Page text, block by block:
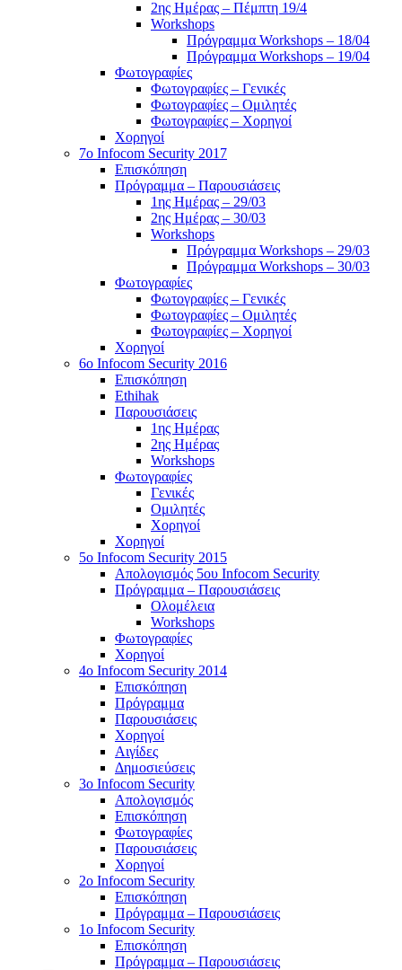
2ης Ημέρας – Πέμπτη 19/4
Workshops
Πρόγραμμα Workshops – 18/04
Πρόγραμμα Workshops – 19/04
Φωτογραφίες
Φωτογραφίες – Γενικές
Φωτογραφίες – Ομιλητές
Φωτογραφίες – Χορηγοί
Χορηγοί
7o Infocom Security 2017
Επισκόπηση
Πρόγραμμα – Παρουσιάσεις
1ης Ημέρας – 29/03
2ης Ημέρας – 30/03
Workshops
Πρόγραμμα Workshops – 29/03
Πρόγραμμα Workshops – 30/03
Φωτογραφίες
Φωτογραφίες – Γενικές
Φωτογραφίες – Ομιλητές
Φωτογραφίες – Χορηγοί
Χορηγοί
6o Infocom Security 2016
Επισκόπηση
Ethihak
Παρουσιάσεις
1ης Ημέρας
2ης Ημέρας
Workshops
Φωτογραφίες
Γενικές
Ομιλητές
Χορηγοί
Χορηγοί
5o Infocom Security 2015
Απολογισμός 5ου Infocom Security
Πρόγραμμα – Παρουσιάσεις
Ολομέλεια
Workshops
Φωτογραφίες
Χορηγοί
4ο Infocom Security 2014
Επισκόπηση
Πρόγραμμα
Παρουσιάσεις
Χορηγοί
Αιγίδες
Δημοσιεύσεις
3o Infocom Security
Απολογισμός
Επισκόπηση
Φωτογραφίες
Παρουσιάσεις
Χορηγοί
2o Infocom Security
Επισκόπηση
Πρόγραμμα – Παρουσιάσεις
1ο Infocom Security
Επισκόπηση
Πρόγραμμα – Παρουσιάσεις